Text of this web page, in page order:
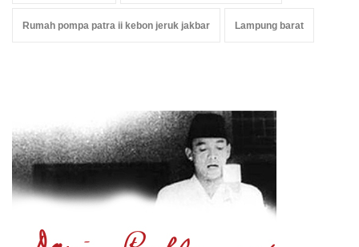
Rumah pompa patra ii kebon jeruk jakbar Lampung barat